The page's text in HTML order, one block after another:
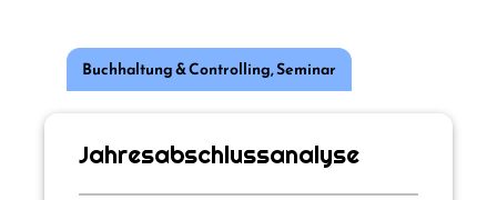
Buchhaltung & Controlling,Seminar
Jahresabschlussanalyse